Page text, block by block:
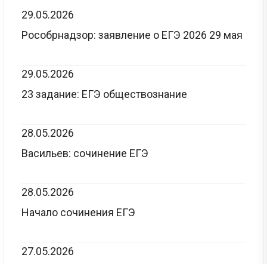
29.05.2026
Рособрнадзор: заявление о ЕГЭ 2026 29 мая
29.05.2026
23 задание: ЕГЭ обществознание
28.05.2026
Васильев: сочинение ЕГЭ
28.05.2026
Начало сочинения ЕГЭ
27.05.2026